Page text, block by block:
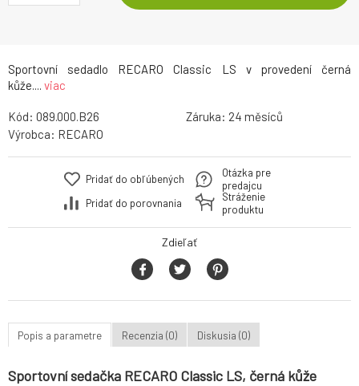
Sportovní sedadlo RECARO Classic LS v provedení černá
kůže.... viac
Kód: 089.000.B26 Záruka: 24
Výrobca: RECARO
Pridať do obľúbených
Pridať do porovnania
Otázka pre
predajcu
Stráženie
produktu
Zdieľať
Popis a parametre Recenzia (0) Diskusia (0)
Sportovní sedačka RECARO Classic LS, černá kůže